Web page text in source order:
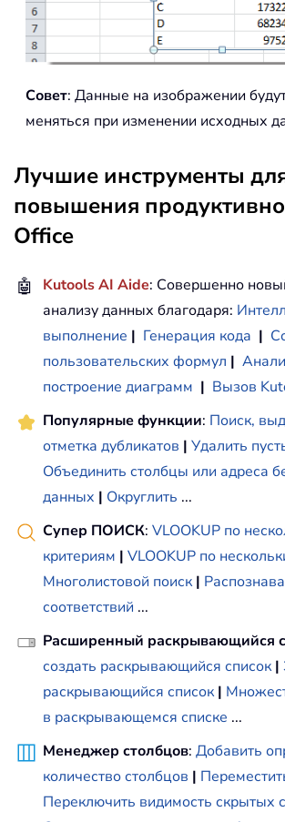
Совет: Данные на изображении
меняться при изменении исходных
Лучшие инструменты
повышения
Office
🤖 Kutools AI Aide: Совершенно
анализу данных благодаря:
выполнение | Генерация кода |
пользовательских формул |
построение диаграмм | Вызов
Популярные функции: Поиск,
отметка дубликатов | Удалить
Объединить столбцы или адреса
данных | Округлить ...
Супер ПОИСК: VLOOKUP по
критериям | VLOOKUP по
Многолистовой поиск |
соответствий ...
Расширенный раскрывающийся
создать раскрывающийся список |
раскрывающийся список |
в раскрывающемся списке ...
Менеджер столбцов: Добавить
количество столбцов |
Переключить видимость скрытых